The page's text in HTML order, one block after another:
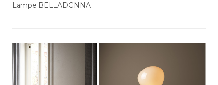
Lampe BELLADONNA